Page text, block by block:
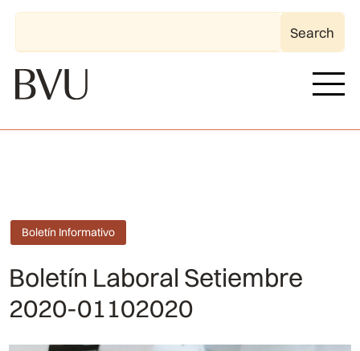
Boletín Informativo
Boletín Laboral Setiembre
2020-01102020